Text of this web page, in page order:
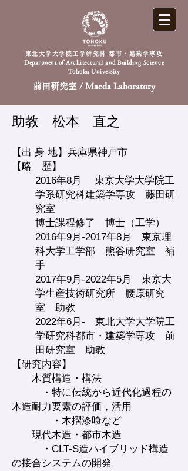
前田研究室 / Maeda Laboratory
東北大学大学院工学研究科 都市・建築学専攻
Department of Architectural and Building Science
Tohoku University
助教 松本 直之
【出 身 地】兵庫県神戸市
【略 歴】
2016年8月 東京大学大学院工
学系研究科建築学専攻 藤田研
究室
博士課程修了 博士（工学）
2016年9月-2017年8月 東京理
科大学工学部 熊谷研究室 補
手
2017年9月-2022年5月 東京大
学生産技術研究所 腰原研究
室 助教
2022年6月- 東北大学大学院工
学研究科都市・建築学専攻 前
田研究室 助教
【研究内容】
木質構造・構法
・特に伝統から近代化過程の
木造耐力要素の評価，活用
・木摺漆喰など
現代木造・都市木造
・CLT-S造ハイブリッド構造
の接合システムの開発